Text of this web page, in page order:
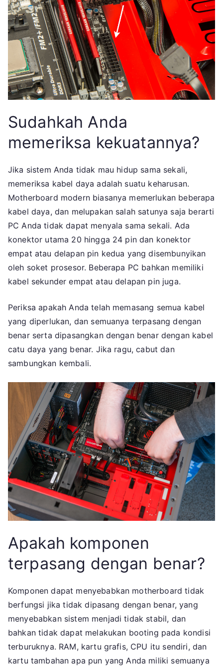
Sudahkah Anda
memeriksa kekuatannya?
Jika sistem Anda tidak mau hidup sama sekali,
memeriksa kabel daya adalah suatu keharusan.
Motherboard modern biasanya memerlukan beberapa
kabel daya, dan melupakan salah satunya saja berarti
PC Anda tidak dapat menyala sama sekali. Ada
konektor utama 20 hingga 24 pin dan konektor
empat atau delapan pin kedua yang disembunyikan
oleh soket prosesor. Beberapa PC bahkan memiliki
kabel sekunder empat atau delapan pin juga.
Periksa apakah Anda telah memasang semua kabel
yang diperlukan, dan semuanya terpasang dengan
benar serta dipasangkan dengan benar dengan kabel
catu daya yang benar. Jika ragu, cabut dan
sambungkan kembali.
Apakah komponen
terpasang dengan benar?
Komponen dapat menyebabkan motherboard tidak
berfungsi jika tidak dipasang dengan benar, yang
menyebabkan sistem menjadi tidak stabil, dan
bahkan tidak dapat melakukan booting pada kondisi
terburuknya. RAM, kartu grafis, CPU itu sendiri, dan
kartu tambahan apa pun yang Anda miliki semuanya